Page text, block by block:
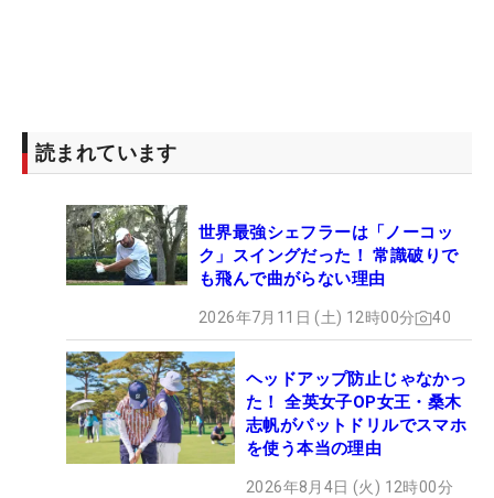
読まれています
世界最強シェフラーは「ノーコッ
ク」スイングだった！ 常識破りで
も飛んで曲がらない理由
2026年7月11日 (土) 12時00分 40
ヘッドアップ防止じゃなかっ
た！ 全英女子OP女王・桑木
志帆がパットドリルでスマホ
を使う本当の理由
2026年8月4日 (火) 12時00分